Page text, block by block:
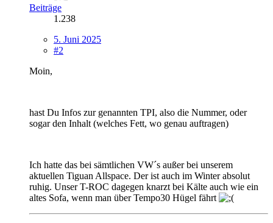
Beiträge
1.238
5. Juni 2025
#2
Moin,
hast Du Infos zur genannten TPI, also die Nummer, oder
sogar den Inhalt (welches Fett, wo genau auftragen)
Ich hatte das bei sämtlichen VW´s außer bei unserem
aktuellen Tiguan Allspace. Der ist auch im Winter absolut
ruhig. Unser T-ROC dagegen knarzt bei Kälte auch wie ein
altes Sofa, wenn man über Tempo30 Hügel fährt